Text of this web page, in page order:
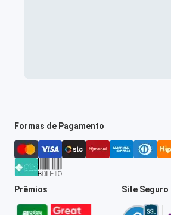
Formas de Pagamento
Prêmios Site Seguro